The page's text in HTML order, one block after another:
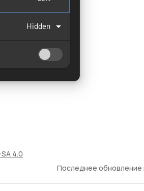
4.0
Последнее обновление: